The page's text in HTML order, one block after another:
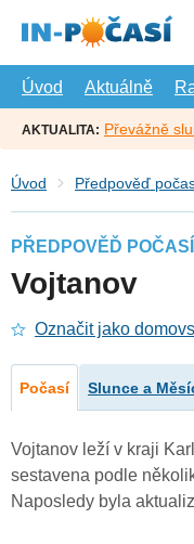
hlavní
Úvod
Aktuálně
AKTUALITA: Převážně
Úvod Předpověď
PŘEDPOVĚĎ POČASÍ
Vojtanov
Označit jako
Počasí Slunce a
Vojtanov leží v kraji
sestavena podle
Naposledy byla